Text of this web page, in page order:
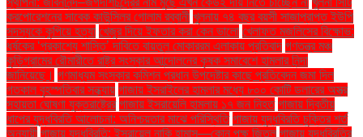
করপোরেশনের সাবেক কাউন্সিলর গোলাম রব্বানী খুলনায় ৭৪ বছর বয়সী সাজাপ্রাপ্ত ইউপি
সদস্যকে কুপিয়ে হত্যা খেজুর দিয়ে ইফতার করা কেন ভালো খেলাফত মজলিসের বিক্ষোভ:
ধর্ষকের ‘প্রকাশ্যে শাস্তি’ দাবিতে বায়তুল মোকাররম এলাকায় প্রতিবাদ গণতন্ত্র মঞ্চ
কুড়িগ্রামের রৌমারীতে রাষ্ট্র সংস্কার আন্দোলনের কৃষক সমাবেশে হামলার নিন্দা
জানিয়েছে। গণমাধ্যম সংস্কার কমিশন প্রধান উপদেষ্টার কাছে প্রতিবেদন জমা দিল
গতকাল বৃহস্পতিবার সন্ধ্যায় গাজায় ইসরাইলের হামলার মধ্যে ৮০০ কোটি ডলারের অস্ত্র
সহায়তা ঘোষণা যুক্তরাষ্ট্রের গাজায় ইসরায়েলি হামলায় ১৭ জন নিহত গাজায় দ্বিতীয়
ধাপের যুদ্ধবিরতি আলোচনা: অনিশ্চয়তার মাঝে পরিস্থিতি গাজায় যুদ্ধবিরতি চুক্তির শর্ত
অনুযায়ী গাজায় যুদ্ধবিরতি: ইসরায়েল নাকি হামাস—কোন পক্ষ জিতল গাজায় যুদ্ধবিরতির